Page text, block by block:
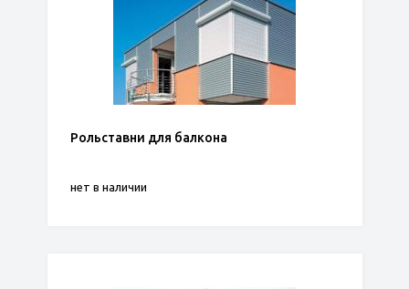
Рольставни для балкона
нет в наличии